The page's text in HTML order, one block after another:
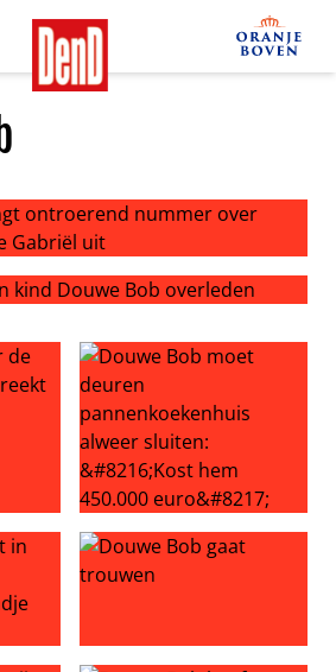
ontroerend nummer over
fout in? ‘Spreekt met andere vrouw
Douwe Bob moet deuren
huwelijksbootje en kondigt tweede
Douwe Bob gaat trouwen